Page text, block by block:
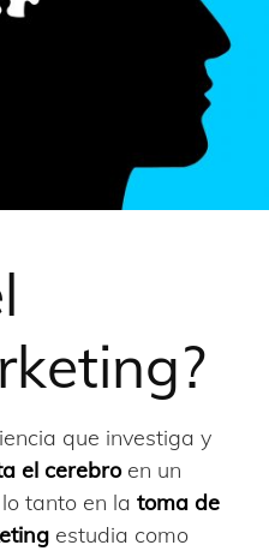
que investiga y
el cerebro en un
tanto en la toma de
estudia como